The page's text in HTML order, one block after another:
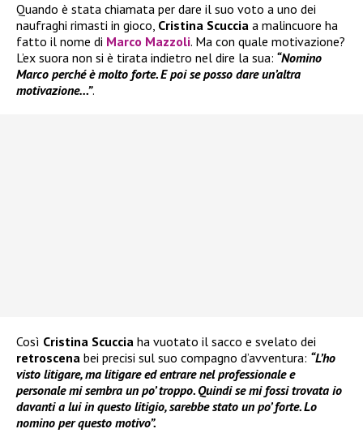
Quando è stata chiamata per dare il suo voto a uno dei
naufraghi rimasti in gioco, Cristina Scuccia a malincuore ha
fatto il nome di Marco Mazzoli. Ma con quale motivazione?
L’ex suora non si è tirata indietro nel dire la sua: “Nomino
Marco perché è molto forte. E poi se posso dare un’altra
motivazione…”.
Così Cristina Scuccia ha vuotato il sacco e svelato dei
retroscena bei precisi sul suo compagno d’avventura: “L’ho
visto litigare, ma litigare ed entrare nel professionale e
personale mi sembra un po’ troppo. Quindi se mi fossi trovata io
davanti a lui in questo litigio, sarebbe stato un po’ forte. Lo
nomino per questo motivo”.